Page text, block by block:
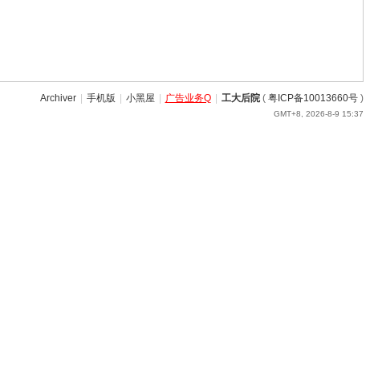
Archiver 手机版 小黑屋 广告业务Q 工大后院( 粤ICP备10013660号)
GMT+8, 2026-8-9 15:37